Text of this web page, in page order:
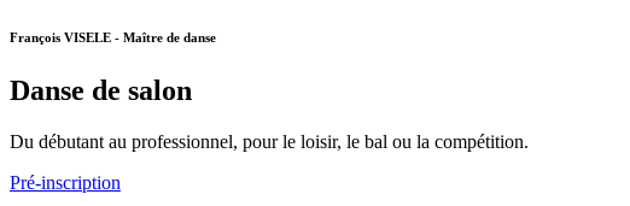
François VISELE - Maître de danse
Danse de salon
Du débutant au professionnel, pour le loisir, le bal ou la compétition.
Pré-inscription